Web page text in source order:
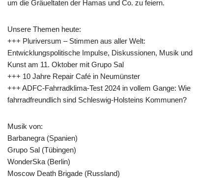
um die Gräueltaten der Hamas und Co. zu feiern.
Unsere Themen heute:
+++ Pluriversum – Stimmen aus aller Welt:
Entwicklungspolitische Impulse, Diskussionen, Musik und
Kunst am 11. Oktober mit Grupo Sal
+++ 10 Jahre Repair Café in Neumünster
+++ ADFC-Fahrradklima-Test 2024 in vollem Gange: Wie
fahrradfreundlich sind Schleswig-Holsteins Kommunen?
Musik von:
Barbanegra (Spanien)
Grupo Sal (Tübingen)
WonderSka (Berlin)
Moscow Death Brigade (Russland)